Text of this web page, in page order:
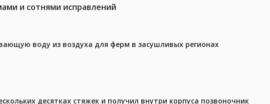
и сотнями исправлений
воду из воздуха для ферм в засушливых регионах
десятках стяжек и получил внутри корпуса позвоночник